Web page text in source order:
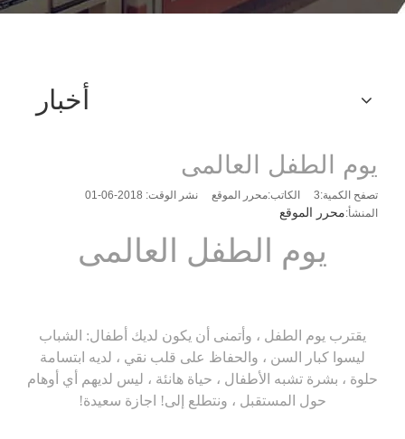
أخبار
يوم الطفل العالمى
تصفح الكمية:3
المنشأ:محرر الموقع
يوم الطفل العالمى
يقترب يوم الطفل ، وأتمنى أن يكون لديك أطفال: الشباب
ليسوا كبار السن ، والحفاظ على قلب نقي ، لديه ابتسامة
حلوة ، بشرة تشبه الأطفال ، حياة هانئة ، ليس لديهم أي أوهام
حول المستقبل ، ونتطلع إلى! اجازة سعيدة!